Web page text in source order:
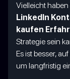
Vielleicht
LinkedIn
kaufen
Strategie sein
Es ist besser,
um langfristig